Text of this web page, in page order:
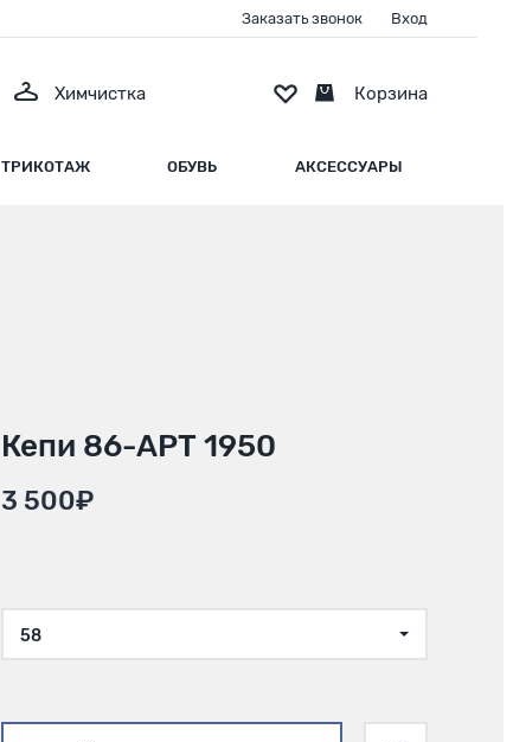
ТРИКОТАЖ ОБУВЬ АКСЕССУАРЫ
Химчистка
Заказать звонок Вход
Корзина
Кепи 86-АРТ 1950
3 500₽
58